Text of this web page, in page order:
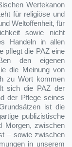
Wertekanon
für religiöse und
Weltoffenheit, für
sowie nicht
Handeln in allen
pflegt die PAZ eine
den eigenen
die Meinung von
zu Wort kommen
sich die PAZ der
der Pflege seines
ist die
publizistische
Morgen, zwischen
– sowie zwischen
in unserem